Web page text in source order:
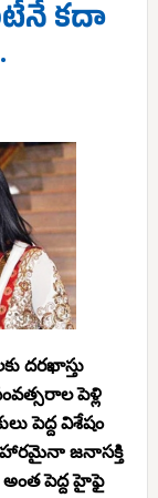
కదా
దరఖాస్తు
పెళ్లి
పెద్ద విశేషం
జనాసక్తి
అంత పెద్ద హైఫై